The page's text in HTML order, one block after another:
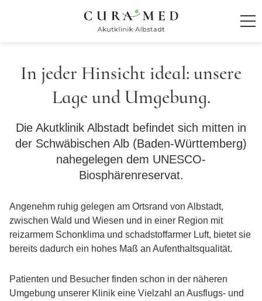
Leitbild und Philosophie
Lage und Umgebung
Geschäftsführung
Räume und Ausstattung
Zulassung
Nachhaltigkeit
Digitalisierung
In jeder Hinsicht ideal: unsere
Lage und Umgebung.
Die Akutklinik Albstadt befindet sich mitten in
der Schwäbischen Alb (Baden-Württemberg)
nahegelegen dem UNESCO-
Biosphärenreservat.
Angenehm ruhig gelegen am Ortsrand von Albstadt,
zwischen Wald und Wiesen und in einer Region mit
reizarmem Schonklima und schadstoffarmer Luft, bietet sie
bereits dadurch ein hohes Maß an Aufenthaltsqualität.
Patienten und Besucher finden schon in der näheren
Umgebung unserer Klinik eine Vielzahl an Ausflugs- und